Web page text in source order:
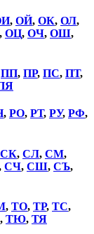
, ОЙ, ОК, ОЛ,
, ОЦ, ОЧ, ОШ,
ПП, ПР, ПС, ПТ,
, РО, РТ, РУ, РФ,
СК, СЛ, СМ,
СЧ, СШ, СЪ,
, ТО, ТР, ТС,
, ТЮ, ТЯ